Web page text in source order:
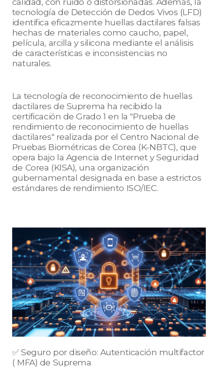
tecnología de Detección de Dedos Vivos (LFD)
identifica eficazmente huellas dactilares falsas
hechas de materiales como caucho, papel,
película, arcilla y silicona mediante el análisis
de características e inconsistencias no
naturales.
La tecnología de reconocimiento de huellas
dactilares de Suprema ha recibido la
certificación de Grado 1 en la "Prueba de
rendimiento de reconocimiento de huellas
dactilares" realizada por el Centro Nacional de
Pruebas Biométricas de Corea (K-NBTC), que
opera bajo la Agencia de Internet y Seguridad
de Corea (KISA), una organización
gubernamental designada en base a estrictos
estándares de rendimiento ISO/IEC.
✅ Seguro por diseño: Autenticación multifactor
( MFA) de Suprema